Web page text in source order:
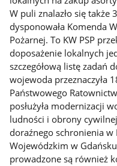
W puli znalazło się także
dysponowała Komenda
Pożarnej. To KW PSP
doposażenie lokalnych
szczegółową listę zadań
wojewoda przeznaczyła
Państwowego
posłużyła modernizacji
ludności i obrony
doraźnego schronienia
Wojewódzkim w
prowadzone są również